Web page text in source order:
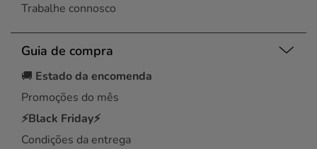
Trabalhe connosco
Guia de compra
🚚 Estado da encomenda
Promoções do mês
⚡Black Friday⚡
Condições da entrega